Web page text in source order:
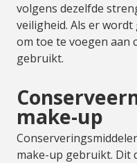
volgens dezelfde
veiligheid. Als er
om toe te voegen aan
gebruikt.
make-up
make-up gebruikt. Dit